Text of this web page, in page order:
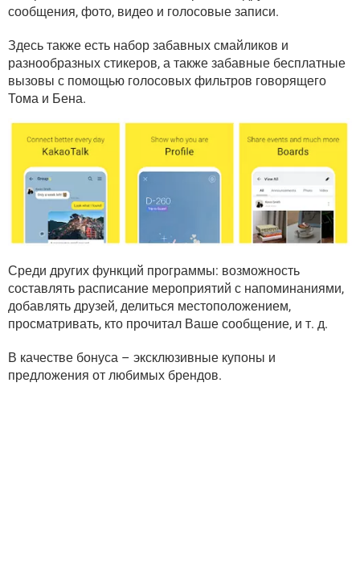
ВИДЕО
сообщения, фото, видео и голосовые записи.
Здесь также есть набор забавных смайликов и
разнообразных стикеров, а также забавные бесплатные
вызовы с помощью голосовых фильтров говорящего
Тома и Бена.
Среди других функций программы: возможность
составлять расписание мероприятий с напоминаниями,
добавлять друзей, делиться местоположением,
просматривать, кто прочитал Ваше сообщение, и т. д.
В качестве бонуса – эксклюзивные купоны и
предложения от любимых брендов.